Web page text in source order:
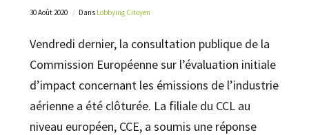
30 Août 2020 Dans Lobbying Citoyen
Vendredi dernier, la consultation publique de la
Commission Européenne sur l’évaluation initiale
d’impact concernant les émissions de l’industrie
aérienne a été clôturée. La filiale du CCL au
niveau européen, CCE, a soumis une réponse